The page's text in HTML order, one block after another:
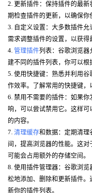
2. 更新插件：保持插件的最
期检查插件的更新，以确保你
3. 自定义设置：大多数插件
需求调整插件的设置，以获得
4. 管理插件列表：谷歌浏览器
建不同的插件列表，你可以根
5. 使用快捷键：熟悉并利用
作效率。了解常用的快捷键，
6. 禁用不需要的插件：如果
响，可以尝试禁用它。这样
的内容。
7. 清理缓存和数据：定期清理
间，提高浏览器的性能。这
可能会占用额外的存储空间。
8. 使用插件管理器：谷歌浏
松地添加、删除和更新插件
新你的插件列表。